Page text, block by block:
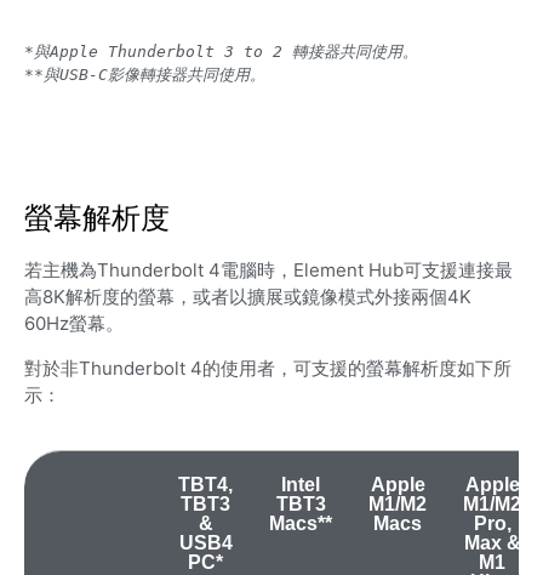
*與Apple Thunderbolt 3 to 2 轉接器共同使用。
**與USB-C影像轉接器共同使用。
螢幕解析度
若主機為Thunderbolt 4電腦時，Element Hub可支援連接最
高8K解析度的螢幕，或者以擴展或鏡像模式外接兩個4K
60Hz螢幕。
對於非Thunderbolt 4的使用者，可支援的螢幕解析度如下所
示：
TBT4,
TBT3
&
USB4
PC*
Intel
TBT3
Macs**
Apple
M1/M2
Macs
Apple
M1/M2
Pro,
Max &
M1